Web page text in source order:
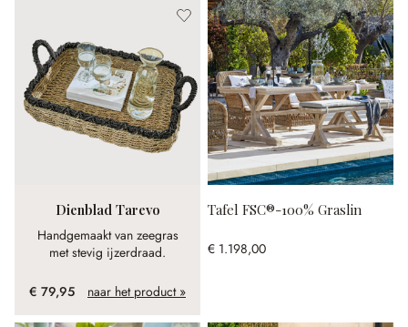
Dienblad Tarevo
Handgemaakt van zeegras
met stevig ijzerdraad.
€ 79,95 naar het product »
Tafel FSC®-100% Graslin
€ 1.198,00